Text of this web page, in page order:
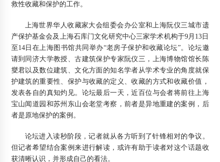
2012年2月12日
上海韬澜建材有限公司
2012年2月11日
沪百年古寺启动大修 全国首例木结构建筑平移
2014年8月6日
救性收藏和保护的工作。
上海世界华人收藏家大会组委会办公室和上海阮仪三城市遗
产保护基金会及上海石库门文化研究中心三家学术机构于9月13日
至14日在上海图书馆共同举办“老房子保护和收藏论坛”。论坛邀
请到同济大学教授、古建筑保护专家阮仪三，上海博物馆馆长陈
燮君以及数位建筑、文化方面的知名学者从学术专业的角度就保
护建筑的重要性、保护与收藏的定义、收藏的方式和收藏价值，
发表各自的真知灼见。论坛最后一天，近百位与会者将前往上海
宝山闻道园和苏州东山会老堂考察，前者是异地重建的案例，后
者是原地保护的案例。
论坛进入读秒阶段，记者就从各方听到了针锋相对的争议。
但记者希望结合案例来进行解读，或许有助于读者对这个话题收
获清晰认识，并形成自己的看法。